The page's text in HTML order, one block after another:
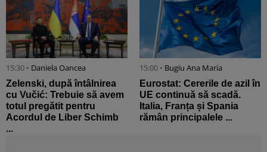
15:30 • Daniela Oancea
Zelenski, după întâlnirea
cu Vučić: Trebuie să avem
totul pregătit pentru
Acordul de Liber Schimb
...
15:00 • Bugiu ⁠Ana Maria
Eurostat: Cererile de azil în
UE continuă să scadă.
Italia, Franța și Spania
rămân principalele ...